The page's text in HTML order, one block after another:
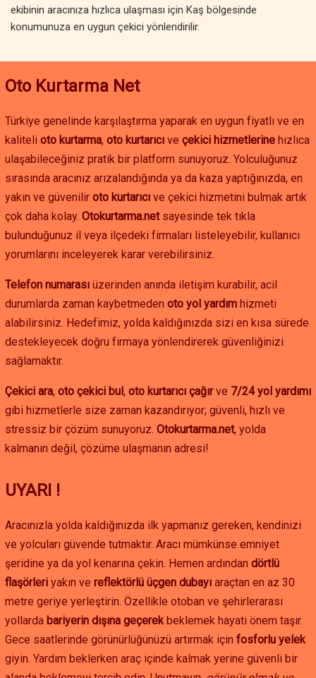
ekibinin aracınıza hızlıca ulaşması için Kaş bölgesinde
konumunuza en uygun çekici yönlendirilir.
araç nakliyesi gibi farklı çözümler sunulmaktadır. Kaş bölgesinde
de, her bütçeye uygun seçenekler mevcuttur. Uygun fiyatlı oto
kurtarma ve kaş çekici hizmeti ile aracınız güvenli bir şekilde
taşınır.
Eğer Kaş çevresinde oto çekici, oto yol yardım veya akü
takviyesi hizmetine ihtiyacınız varsa, hızlı ve güvenilir çözümler
için hemen iletişime geçebilirsiniz. Antalya oto kurtarma
hizmetleriyle yolda kalma sorununu hızlıca çözebilir, aracınızı
güvenle istediğiniz noktaya ulaştırabilirsiniz.
Oto Kurtarma Net
Türkiye genelinde karşılaştırma yaparak en uygun fiyatlı ve en
kaliteli oto kurtarma, oto kurtarıcı ve çekici hizmetlerine hızlıca
ulaşabileceğiniz pratik bir platform sunuyoruz. Yolculuğunuz
sırasında aracınız arızalandığında ya da kaza yaptığınızda, en
yakın ve güvenilir oto kurtarıcı ve çekici hizmetini bulmak artık
çok daha kolay. Otokurtarma.netsayesinde tek tıkla
bulunduğunuz il veya ilçedeki firmaları listeleyebilir, kullanıcı
yorumlarını inceleyerek karar verebilirsiniz.
Telefon numarası üzerinden anında iletişim kurabilir, acil
durumlarda zaman kaybetmeden oto yol yardım hizmeti
alabilirsiniz. Hedefimiz, yolda kaldığınızda sizi en kısa sürede
destekleyecek doğru firmaya yönlendirerek güvenliğinizi
sağlamaktır.
Çekici ara, oto çekici bul, oto kurtarıcı çağırve 7/24 yol yardımı
gibi hizmetlerle size zaman kazandırıyor; güvenli, hızlı ve
stressiz bir çözüm sunuyoruz. Otokurtarma.net, yolda
kalmanın değil, çözüme ulaşmanın adresi!
UYARI !
Aracınızla yolda kaldığınızda ilk yapmanız gereken, kendinizi
ve yolcuları güvende tutmaktır. Aracı mümkünse emniyet
şeridine ya da yol kenarına çekin. Hemen ardından dörtlü
flaşörleri yakın ve reflektörlü üçgen dubayı araçtan en az 30
metre geriye yerleştirin. Özellikle otoban ve şehirlerarası
yollarda bariyerin dışına geçerek beklemek hayati önem taşır.
Gece saatlerinde görünürlüğünüzü artırmak için fosforlu yelek
giyin. Yardım beklerken araç içinde kalmak yerine güvenli bir